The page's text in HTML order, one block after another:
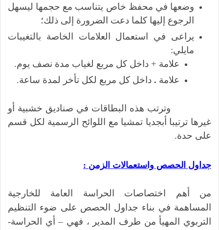
وضعها في محفظ خاص يتناسب مع حجمها ليسهل
الرجوع إليها كلما دعت الضرورة إلى ذلك؛
يراعى في استعمال العلامات الخاصة بالتغيبات
مايلي:
علامة + داخل كل مربع لغياب مدة نصف يوم.
علامة . داخل كل مربع لكل تأخر لمدة ساعة.
وترتب هذه البطاقات في صناديق خشبية أو
غيرها ترتيبا أبجديا تمشيا مع اللوائح الرسمية لكل قسم
على حدة.
جداول الحصص واستعمالات الزمن :
من أهم اختصاصات الحراسة العامة للخارجية
المساهمة في بناء جداول الحصص على ضوء التنظيم
التربوي المهيأ من طرف المدير ، فهي – أي الحراسة-